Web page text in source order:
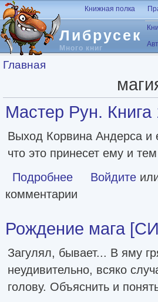
Перейти к основному содержанию
Либрусек
Много книг
Книжная полка
Вы здесь
Главная
Мастер Рун. Книга
Выход Корвина Андерса и
что это принесет ему и
Подробнее о Мастер Рун. Книга 14
Войдите
комментарии
Рождение мага
Загулял, бывает... В яму
неудивительно, всяко
голову. Объяснить и